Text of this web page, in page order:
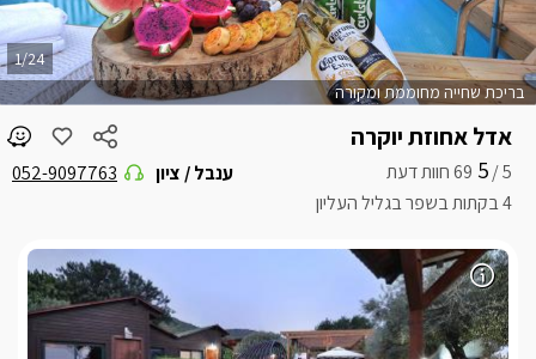
אדל אחוזת יוקרה
5 /
5
4 בקתות בשפר בגליל העליון
ענבל / ציון 052-9097763
בריכת שחייה מחוממת ומקורה
1/24